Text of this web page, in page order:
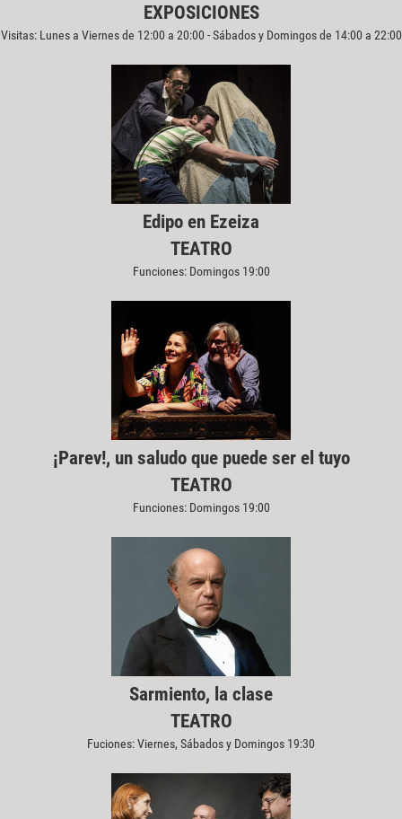
EXPOSICIONES
Visitas: Lunes a Viernes de 12:00 a 20:00 - Sábados y Domingos de 14:00 a 22:00
Edipo en Ezeiza
TEATRO
Funciones: Domingos 19:00
¡Parev!, un saludo que puede ser el tuyo
TEATRO
Funciones: Domingos 19:00
Sarmiento, la clase
TEATRO
Fuciones: Viernes, Sábados y Domingos 19:30